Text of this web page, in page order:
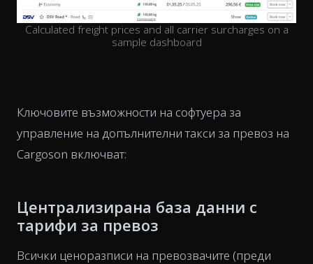
Calculated freight prices and all carrier surcharges on a
sample dashboard
Ключовите възможности на софтуера за
управление на допълнителни такси за превоз на
Cargoson включват:
Централизирана база данни с
тарифи за превоз
Всички ценоразписи на превозвачите (преди